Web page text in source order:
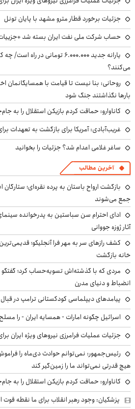
جزئیات برخورد قطار مترو مشهد با پایان تونل
حساب‌ شرکت ملی نفت ایران بسته شد
یارانه جدید ۶.۰۰۰.۰۰۰ تومانی در
می‌کنند؟
روحانی: بنا نیست تا قیامت با همسایگانمان
بارها نگذاشتند جنگ شود
کاناوارو: حماقت کردم بازیکن استقلال را به
غریب‌آبادی: آمریکا برای بازگشت به تعهدات
ساغر غلامی اعدام شد؟ جزئیات را بخوانید
آخرین مطالب
بازگشت ارواح باستان به پرده نقره‌ای؛
جمع می‌شوند
ادای احترام سن سباستین به پدرخوانده
آثار ژوزه جووانی
کشف رازهای سر به مهر فرا آنجلیکو؛
خانه بازگشت
مردی که با گذشته‌اش تسویه‌حساب کرد؛ گفتگو
انضباط و دنیای مدرن
پیامدهای دیپلماسی کودکستانی ترامپ در قبال
اسرائیل چگونه امارات - همسایه ایران - را
جزئیات عملیات فرامرزی نیروهای ویژه ایران
رئیس‌جمهور: نمی‌توانم حوادث دی‌ماه را
هیچ قدرتی نمی‌تواند ما را زمین‌گیر کند
کاناوارو: حماقت کردم بازیکن استقلال را به
پزشکیان: وجود رهبر انقلاب برای ما نقطه